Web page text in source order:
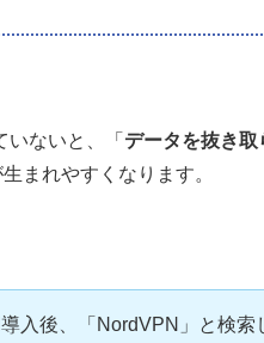
ないと、「 データを抜き取
まれやすくなります。
入後、「NordVPN」と検索